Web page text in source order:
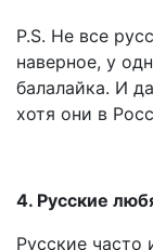
P.S. Не все
наверное, у
балалайка. И
хотя они в
4. Русские
Русские часто